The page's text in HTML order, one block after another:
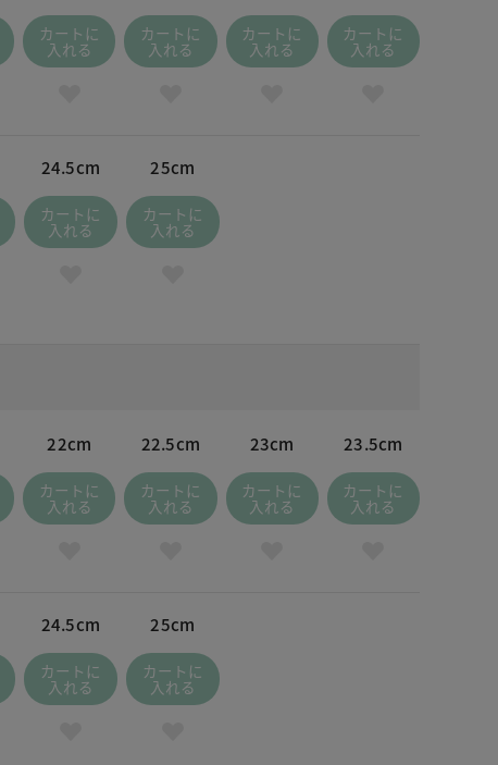
カートに
入れる
カートに
入れる
カートに
入れる
カートに
入れる
24.5cm
カートに
入れる
25cm
カートに
入れる
22cm
カートに
入れる
22.5cm
カートに
入れる
23cm
カートに
入れる
23.5cm
カートに
入れる
24.5cm
カートに
入れる
25cm
カートに
入れる